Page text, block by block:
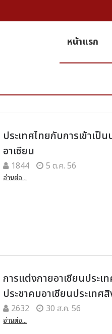
หน้าแรก
ประเทศไทยกับการเข้าเป็
อาเซียน
1844 5 ต.ค. 56
อ่านต่อ...
การแต่งกายอาเซียนประเ
ประชาคมอาเซียนประเทศ
2632 30 ส.ค. 56
อ่านต่อ...